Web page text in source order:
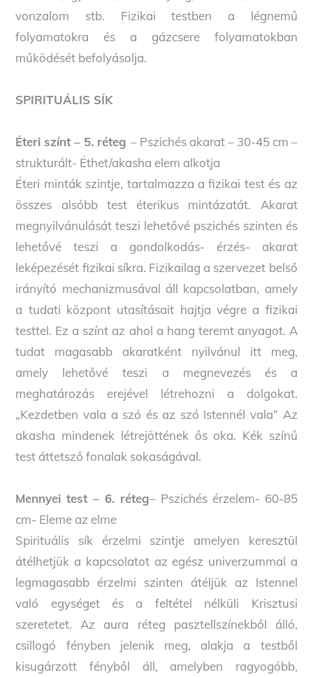
vonzalom stb. Fizikai testben a légnemű
folyamatokra és a gázcsere folyamatokban
működését befolyásolja.
SPIRITUÁLIS SÍK
Éteri színt – 5. réteg – Pszichés akarat – 30-45 cm –
strukturált- Éthet/akasha elem alkotja
Éteri minták szintje, tartalmazza a fizikai test és az
összes alsóbb test éterikus mintázatát. Akarat
megnyilvánulását teszi lehetővé pszichés szinten és
lehetővé teszi a gondolkodás- érzés- akarat
leképezését fizikai síkra. Fizikailag a szervezet belső
irányító mechanizmusával áll kapcsolatban, amely
a tudati központ utasításait hajtja végre a fizikai
testtel. Ez a színt az ahol a hang teremt anyagot. A
tudat magasabb akaratként nyilvánul itt meg,
amely lehetővé teszi a megnevezés és a
meghatározás erejével létrehozni a dolgokat.
„Kezdetben vala a szó és az szó Istennél vala” Az
akasha mindenek létrejöttének ős oka. Kék színű
test áttetsző fonalak sokaságával.
Mennyei test – 6. réteg– Pszichés érzelem- 60-85
cm- Eleme az elme
Spirituális sík érzelmi szintje amelyen keresztül
átélhetjük a kapcsolatot az egész univerzummal a
legmagasabb érzelmi szinten átéljük az Istennel
való egységet és a feltétel nélküli Krisztusi
szeretetet. Az aura réteg pasztellszínekből álló,
csillogó fényben jelenik meg, alakja a testből
kisugárzott fényből áll, amelyben ragyogóbb,